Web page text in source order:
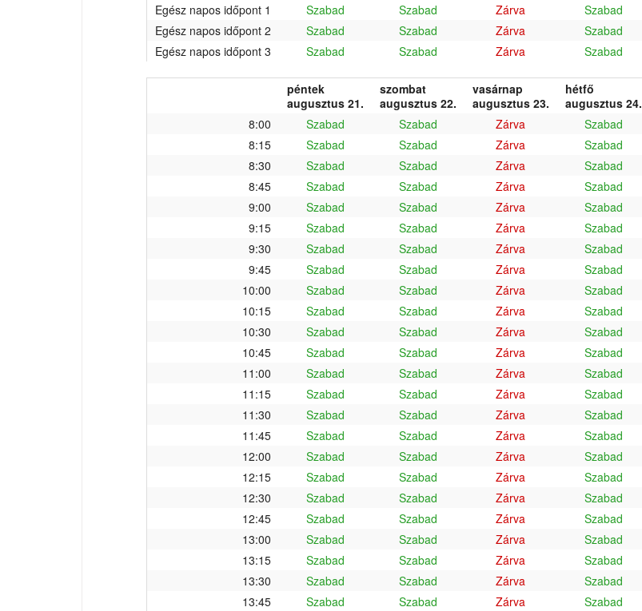
Egész napos időpont 1
Szabad Szabad Zárva Szabad
Egész napos időpont 2
Szabad Szabad Zárva Szabad
Egész napos időpont 3
Szabad Szabad Zárva Szabad
péntek
augusztus 21.
szombat
augusztus 22.
vasárnap
augusztus 23.
hétfő
augusztus 24.
8:00
Szabad Szabad Zárva Szabad
8:15
Szabad Szabad Zárva Szabad
8:30
Szabad Szabad Zárva Szabad
8:45
Szabad Szabad Zárva Szabad
9:00
Szabad Szabad Zárva Szabad
9:15
Szabad Szabad Zárva Szabad
9:30
Szabad Szabad Zárva Szabad
9:45
Szabad Szabad Zárva Szabad
10:00
Szabad Szabad Zárva Szabad
10:15
Szabad Szabad Zárva Szabad
10:30
Szabad Szabad Zárva Szabad
10:45
Szabad Szabad Zárva Szabad
11:00
Szabad Szabad Zárva Szabad
11:15
Szabad Szabad Zárva Szabad
11:30
Szabad Szabad Zárva Szabad
11:45
Szabad Szabad Zárva Szabad
12:00
Szabad Szabad Zárva Szabad
12:15
Szabad Szabad Zárva Szabad
12:30
Szabad Szabad Zárva Szabad
12:45
Szabad Szabad Zárva Szabad
13:00
Szabad Szabad Zárva Szabad
13:15
Szabad Szabad Zárva Szabad
13:30
Szabad Szabad Zárva Szabad
13:45
Szabad Szabad Zárva Szabad